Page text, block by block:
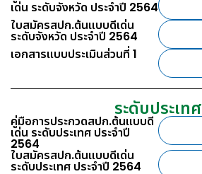
เด่น ระดับจังหวัด ประจำปี 2564
ใบสมัครสปก.ต้นแบบดีเด่น
ระดับจังหวัด ประจำปี 2564
เอกสารแบบประเมินส่วนที่ 1
ระดับประเทศ
คู่มือการประกวดสปก.ต้นแบบดี
เด่น ระดับประเทศ ประจำปี
2564
ใบสมัครสปก.ต้นแบบดีเด่น
ระดับประเทศ ประจำปี 2564